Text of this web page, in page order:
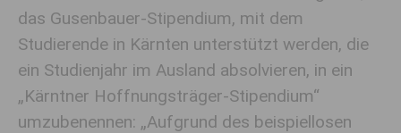
das Gusenbauer-Stipendium, mit dem
Studierende in Kärnten unterstützt werden, die
ein Studienjahr im Ausland absolvieren, in ein
„Kärntner Hoffnungsträger-Stipendium“
umzubenennen: „Aufgrund des beispiellosen